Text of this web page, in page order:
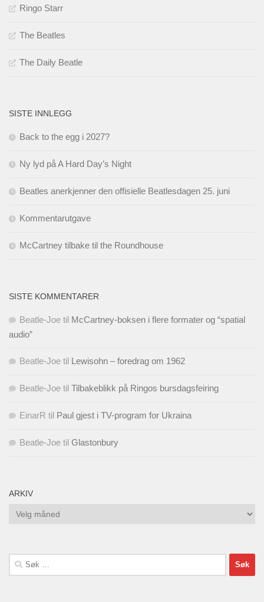
Ringo Starr
The Beatles
The Daily Beatle
SISTE INNLEGG
Back to the egg i 2027?
Ny lyd på A Hard Day’s Night
Beatles anerkjenner den offisielle Beatlesdagen 25. juni
Kommentarutgave
McCartney tilbake til the Roundhouse
SISTE KOMMENTARER
Beatle-Joe til McCartney-boksen i flere formater og “spatial
audio”
Beatle-Joe til Lewisohn – foredrag om 1962
Beatle-Joe til Tilbakeblikk på Ringos bursdagsfeiring
EinarR til Paul gjest i TV-program for Ukraina
Beatle-Joe til Glastonbury
ARKIV
Arkiv
Søk
etter: